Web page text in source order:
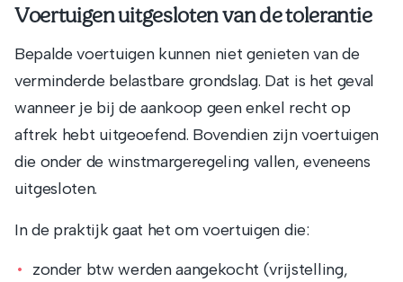
Voertuigen uitgesloten van de tolerantie
Bepalde voertuigen kunnen niet genieten van de
verminderde belastbare grondslag. Dat is het geval
wanneer je bij de aankoop geen enkel recht op
aftrek hebt uitgeoefend. Bovendien zijn voertuigen
die onder de winstmargeregeling vallen, eveneens
uitgesloten.
In de praktijk gaat het om voertuigen die:
zonder btw werden aangekocht (vrijstelling,